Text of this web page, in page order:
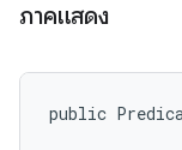
ภาคแสดง
public